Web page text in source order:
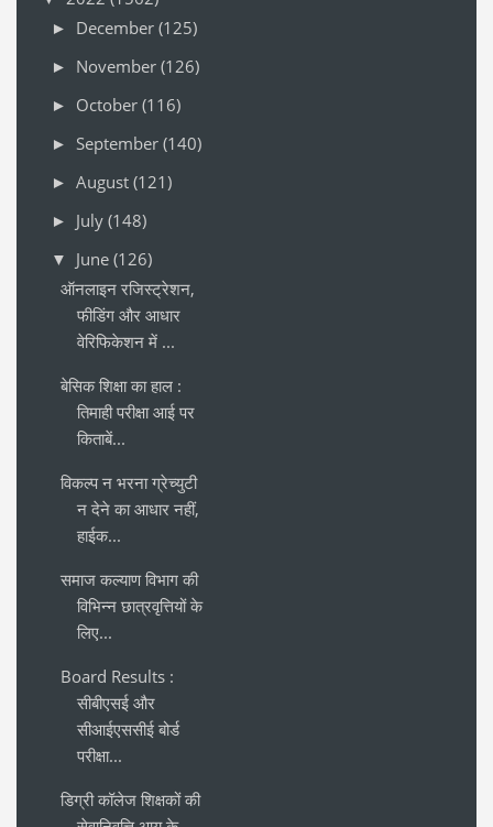
► December (125)
► November (126)
► October (116)
► September (140)
► August (121)
► July (148)
▼ June (126)
ऑनलाइन रजिस्ट्रेशन,
फीडिंग और आधार
वेरिफिकेशन में ...
बेसिक शिक्षा का हाल :
तिमाही परीक्षा आई पर
किताबें...
विकल्प न भरना ग्रेच्युटी
न देने का आधार नहीं,
हाईक...
समाज कल्याण विभाग की
विभिन्न छात्रवृत्तियों के
लिए...
Board Results :
सीबीएसई और
सीआईएससीई बोर्ड
परीक्षा...
डिग्री कॉलेज शिक्षकों की